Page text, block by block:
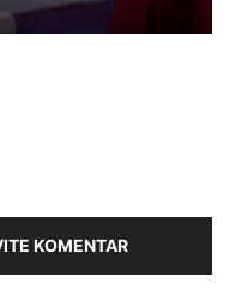
KOMENTAR